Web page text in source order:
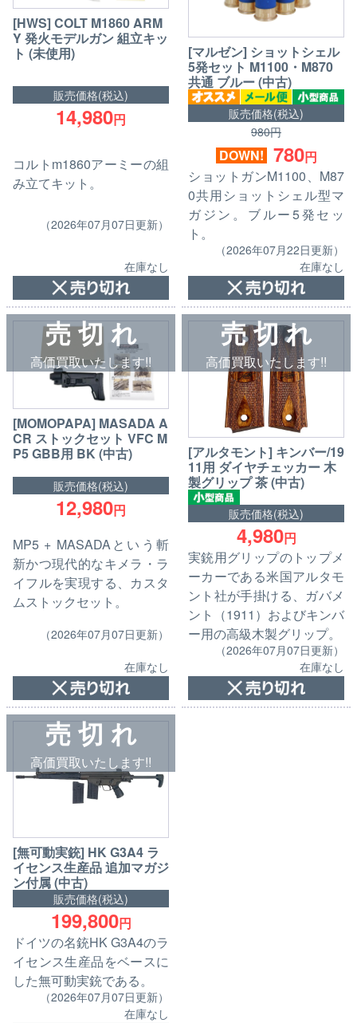
[HWS] COLT M1860 ARM
Y 発火モデルガン 組立キッ
ト (未使用)
販売価格(税込)
14,980円
コルトm1860アーミーの組
み立てキット。
（2026年07月07日更新）
在庫なし
[マルゼン] ショットシェル
5発セット M1100・M870
共通 ブルー (中古)
販売価格(税込)
980円
DOWN! 780円
ショットガンM1100、M87
0共用ショットシェル型マ
ガジン。ブルー5発セッ
ト。
（2026年07月22日更新）
在庫なし
売 切 れ
高価買取いたします!!
[MOMOPAPA] MASADA A
CR ストックセット VFC M
P5 GBB用 BK (中古)
販売価格(税込)
12,980円
MP5 + MASADAという斬
新かつ現代的なキメラ・ラ
イフルを実現する、カスタ
ムストックセット。
（2026年07月07日更新）
在庫なし
売 切 れ
高価買取いたします!!
[アルタモント] キンバー/19
11用 ダイヤチェッカー 木
製グリップ 茶 (中古)
販売価格(税込)
4,980円
実銃用グリップのトップメ
ーカーである米国アルタモ
ント社が手掛ける、ガバメ
ント（1911）およびキンバ
ー用の高級木製グリップ。
（2026年07月07日更新）
在庫なし
売 切 れ
高価買取いたします!!
[無可動実銃] HK G3A4 ラ
イセンス生産品 追加マガジ
ン付属 (中古)
販売価格(税込)
199,800円
ドイツの名銃HK G3A4のラ
イセンス生産品をベースに
した無可動実銃である。
（2026年07月07日更新）
在庫なし